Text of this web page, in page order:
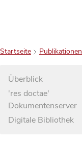
Startseite Publikationen
Überblick
'res doctae'
Dokumentenserver
Digitale Bibliothek